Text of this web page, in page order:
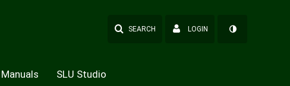
SEARCH LOGIN
Manuals SLU Studio